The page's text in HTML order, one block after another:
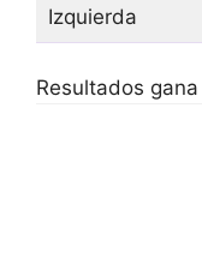
Izquierda
Resultados